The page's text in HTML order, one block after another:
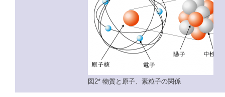
図2* 物質と原子、素粒子の関係